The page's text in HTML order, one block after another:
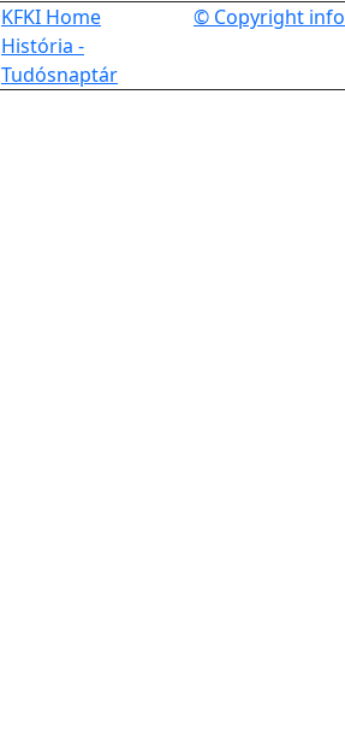
KFKI Home
História -
Tudósnaptár
© Copyright info